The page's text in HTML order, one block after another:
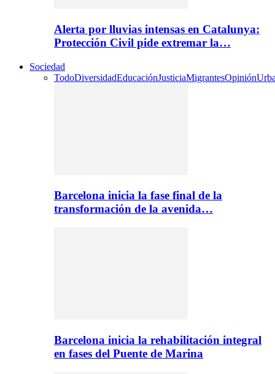
Alerta por lluvias intensas en Catalunya:
Protección Civil pide extremar la…
Sociedad
TodoDiversidadEducaciónJusticiaMigrantesOpinión
Barcelona inicia la fase final de la
transformación de la avenida…
Barcelona inicia la rehabilitación integral
en fases del Puente de Marina